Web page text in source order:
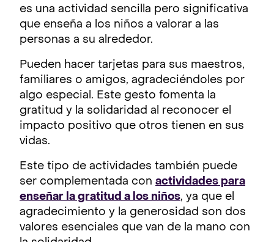
es una actividad sencilla pero significativa
que enseña a los niños a valorar a las
personas a su alrededor.
Pueden hacer tarjetas para sus maestros,
familiares o amigos, agradeciéndoles por
algo especial. Este gesto fomenta la
gratitud y la solidaridad al reconocer el
impacto positivo que otros tienen en sus
vidas.
Este tipo de actividades también puede
ser complementada con actividades para
enseñar la gratitud a los niños, ya que el
agradecimiento y la generosidad son dos
valores esenciales que van de la mano con